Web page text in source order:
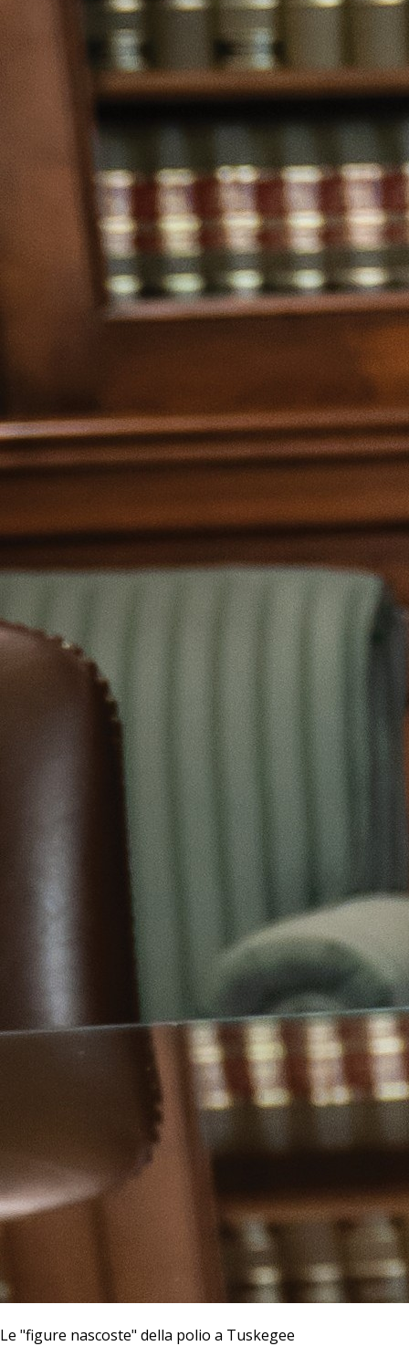
Le "figure nascoste" della polio a Tuskegee